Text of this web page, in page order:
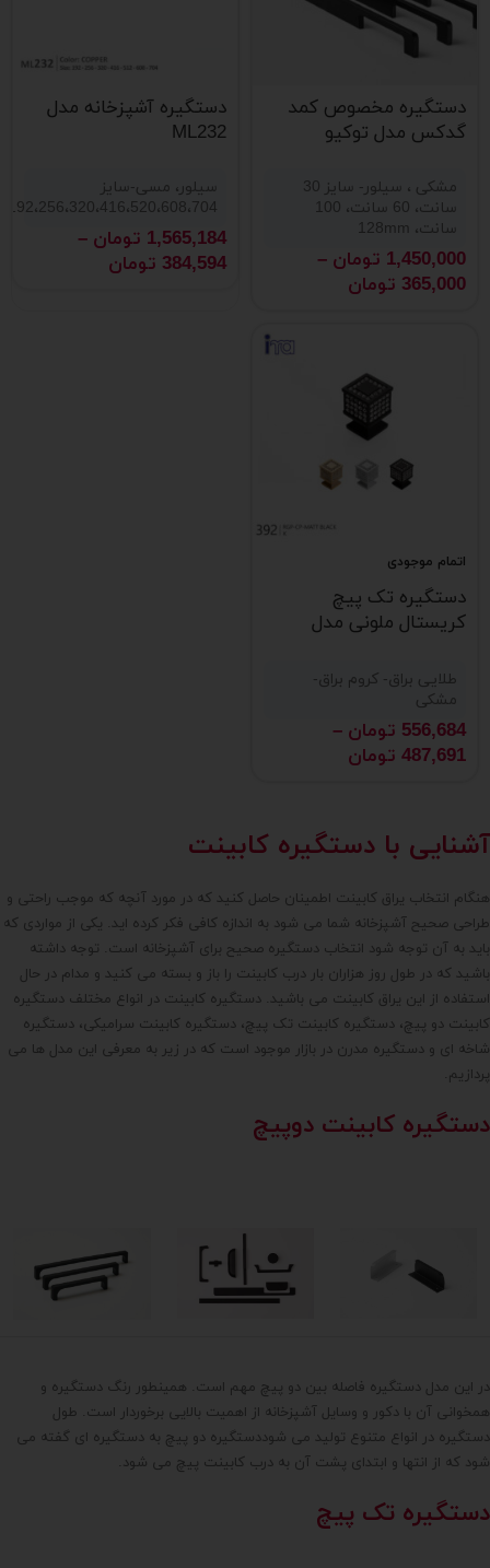
دستگیره مخصوص کمد
گدکس مدل توکیو
مشکی ، سیلور- سایز 30
سانت، 60 سانت، 100
سانت، 128mm
1,450,000 تومان –
365,000 تومان
دستگیره آشپزخانه مدل
ML232
سیلور، مسی-سایز
192،256،320،416،520،608،704
1,565,184 تومان –
384,594 تومان
اتمام موجودی
دستگیره تک پیچ
کریستال ملونی مدل
طلایی براق- کروم براق-
مشکی
556,684 تومان –
487,691 تومان
آشنایی با دستگیره کابینت
هنگام انتخاب یراق کابینت اطمینان حاصل کنید که در مورد آنچه که موجب راحتی و
طراحی صحیح آشپزخانه شما می شود به اندازه کافی فکر کرده اید. یکی از مواردی که
باید به آن توجه شود انتخاب دستگیره صحیح برای آشپزخانه است. توجه داشته
باشید که در طول روز هزاران بار درب کابینت را باز و بسته می کنید و مدام در حال
استفاده از این یراق کابینت می باشید. دستگیره کابینت در انواع مختلف دستگیره
کابینت دو پیچ، دستگیره کابینت تک پیچ، دستگیره کابینت سرامیکی، دستگیره
شاخه ای و دستگیره مدرن در بازار موجود است که در زیر به معرفی این مدل ها می
پردازیم.
دستگیره کابینت دوپیچ
در این مدل دستگیره فاصله بین دو پیچ مهم است. همینطور رنگ دستگیره و
همخوانی آن با دکور و وسایل آشپزخانه از اهمیت بالایی برخوردار است. طول
دستگیره در انواع متنوع تولید می شوددستگیره دو پیچ به دستگیره ای گفته می
شود که از انتها و ابتدای پشت آن به درب کابینت پیچ می شود.
دستگیره تک پیچ